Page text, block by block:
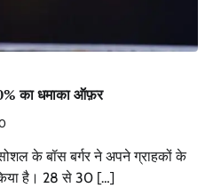
का धमाका ऑफ़र
के बॉस बर्गर ने अपने ग्राहकों के
है। 28 से 30 […]